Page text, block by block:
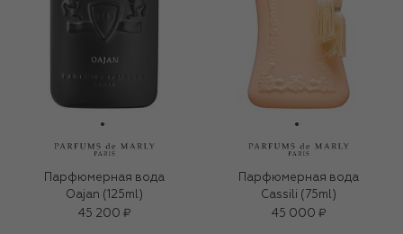
Парфюмерная вода
Oajan (125ml)
45 200 ₽
Парфюмерная вода
Cassili (75ml)
45 000 ₽